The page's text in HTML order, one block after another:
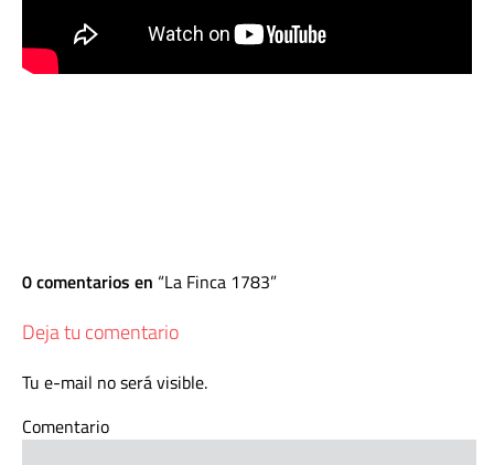
0 comentarios en La Finca 1783
Deja tu comentario
Tu e-mail no será visible.
Comentario